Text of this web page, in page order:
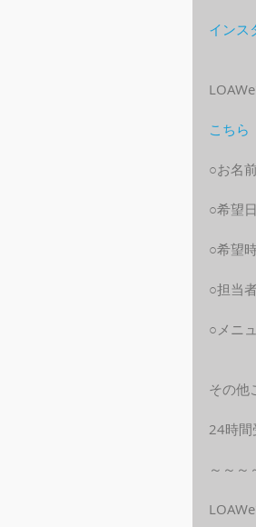
インス
こちら
○お名前
○希望日
○希望
○担当者
○メニ
その他
24時間
～～～